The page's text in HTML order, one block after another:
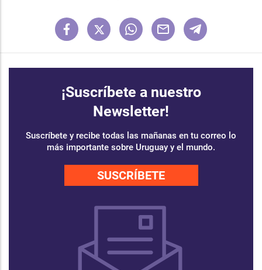
¡Suscríbete a nuestro
Newsletter!
Suscríbete y recibe todas las mañanas en tu correo lo
más importante sobre Uruguay y el mundo.
SUSCRÍBETE